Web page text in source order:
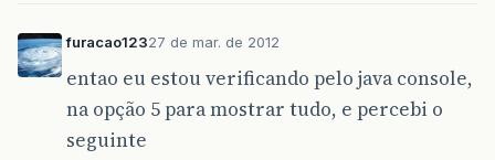
furacao12327 de mar. de 2012
entao eu estou verificando pelo java console,
na opção 5 para mostrar tudo, e percebi o
seguinte